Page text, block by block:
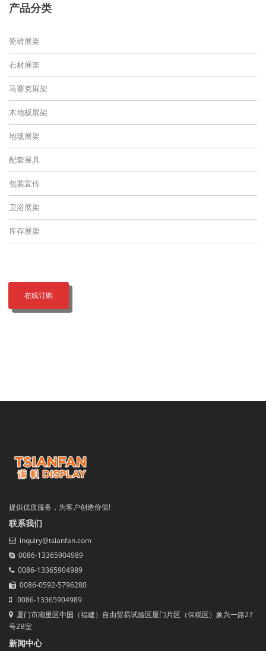
产品分类
瓷砖展架
石材展架
马赛克展架
木地板展架
地毯展架
配套展具
包装宣传
卫浴展架
库存展架
在线订购
提供优质服务，为客户创造价值!
联系我们
inquiry@tsianfan.com
0086-13365904989
0086-13365904989
0086-0592-5796280
0086-13365904989
厦门市湖里区中国（福建）自由贸易试验区厦门片区（保税区）象兴一路27
号2B室
新闻中心